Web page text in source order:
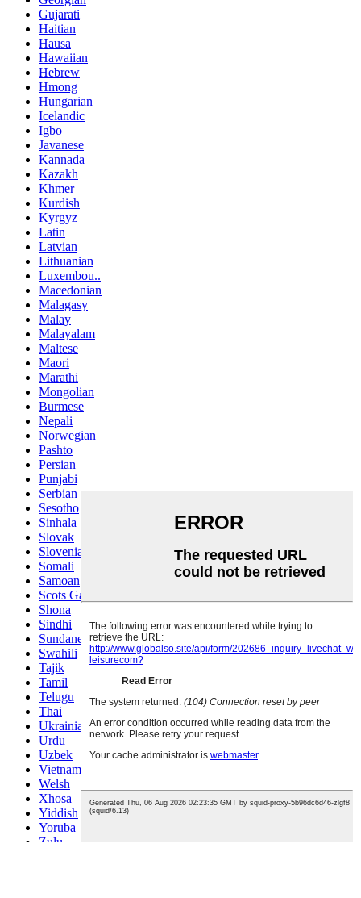
Gujarati
Haitian
Hausa
Hawaiian
Hebrew
Hmong
Hungarian
Icelandic
Igbo
Javanese
Kannada
Kazakh
Khmer
Kurdish
Kyrgyz
Latin
Latvian
Lithuanian
Luxembou..
Macedonian
Malagasy
Malay
Malayalam
Maltese
Maori
Marathi
Mongolian
Burmese
Nepali
Norwegian
Pashto
Persian
Punjabi
Serbian
Sesotho
Sinhala
Slovak
Slovenian
Somali
Samoan
Scots Gaelic
Shona
Sindhi
Sundanese
Swahili
Tajik
Tamil
Telugu
Thai
Ukrainian
Urdu
Uzbek
Vietnamese
Welsh
Xhosa
Yiddish
Yoruba
Zulu